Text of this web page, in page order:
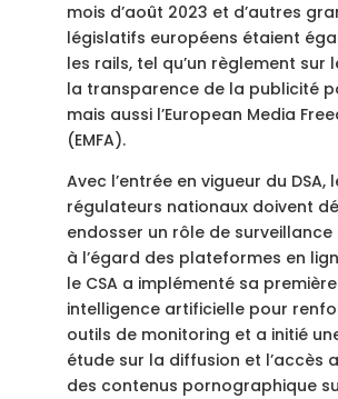
mois d’août 2023 et d’autres
législatifs européens étaient
les rails, tel qu’un règlement sur
la transparence de la publicité
mais aussi l’European Media
(EMFA).
Avec l’entrée en vigueur du DSA,
régulateurs nationaux doivent
endosser un rôle de
à l’égard des plateformes en
le CSA a implémenté sa première
intelligence artificielle pour
outils de monitoring et a initié
étude sur la diffusion et l’accès
des contenus pornographique